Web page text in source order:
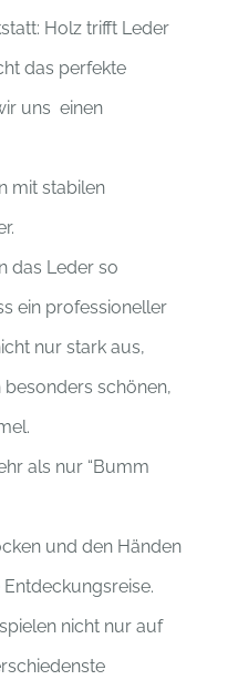
Holz trifft Leder
das perfekte
uns einen
mit stabilen
das Leder so
ein professioneller
nur stark aus,
schönen,
als nur “Bumm
und den Händen
nicht nur auf